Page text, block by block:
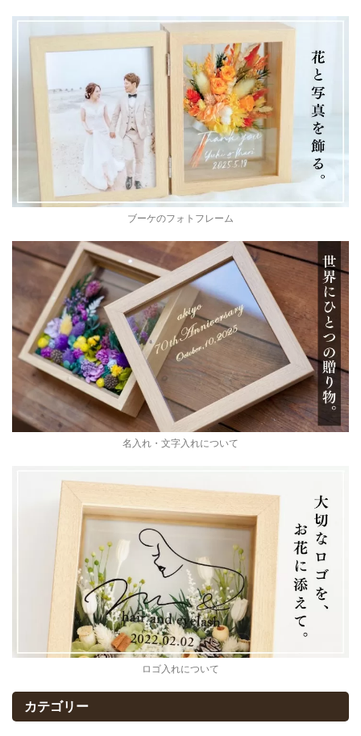
ブーケのフォトフレーム
名入れ・文字入れについて
ロゴ入れについて
カテゴリー